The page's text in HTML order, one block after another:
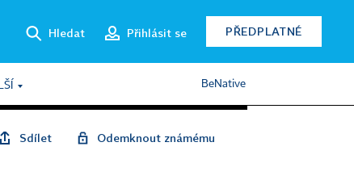
Hledat Přihlásit se PŘEDPLATNÉ
BeNative
Sdílet Odemknout známému